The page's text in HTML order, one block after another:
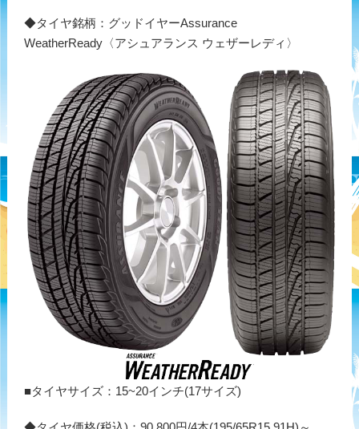
◆タイヤ銘柄：グッドイヤーAssurance
WeatherReady〈アシュアランス ウェザーレディ〉
■タイヤサイズ：15~20インチ(17サイズ)